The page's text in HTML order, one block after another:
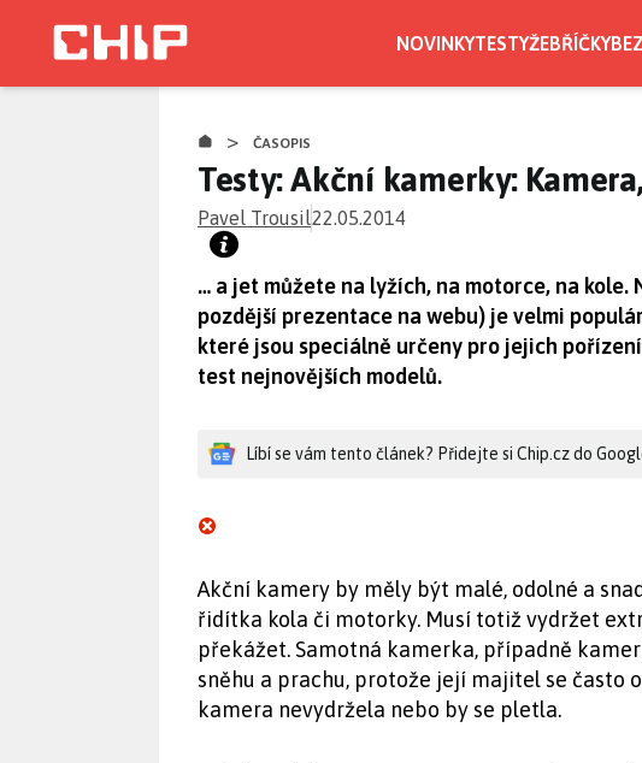
NOVINKYTESTYŽEBŘÍČKY
> ČASOPIS
Testy: Akční kamerky:
Pavel Trousil22.05.2014
… a jet můžete na lyžích, na motorce, na
pozdější prezentace na webu) je velmi
které jsou speciálně určeny pro jejich
test nejnovějších modelů.
Líbí se vám tento článek? Přidejte si Chip.cz do
Akční kamery by měly být malé, odolné a
řidítka kola či motorky. Musí totiž vydržet
překážet. Samotná kamerka, případně
sněhu a prachu, protože její majitel se často
kamera nevydržela nebo by se pletla.